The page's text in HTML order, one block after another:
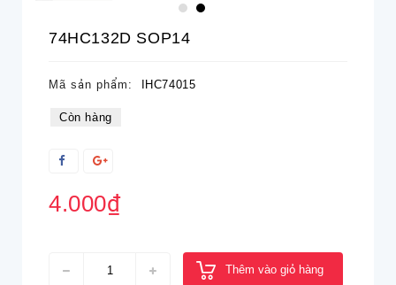
74HC132D SOP14
Mã sản phẩm: IHC74015
Còn hàng
4.000₫
Thêm vào giỏ hàng